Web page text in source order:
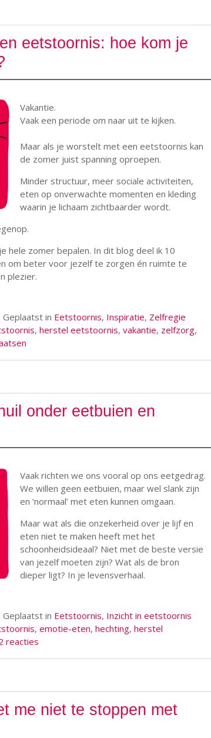
eetstoornis: hoe kom je
Vakantie.
Vaak een periode om naar uit te kijken.
Maar als je worstelt met een eetstoornis kan
de zomer juist spanning oproepen.
Minder structuur, meer sociale activiteiten,
eten op onverwachte momenten en kleding
waarin je lichaam zichtbaarder wordt.
hele zomer bepalen. In dit blog deel ik 10
om beter voor jezelf te zorgen én ruimte te
plezier.
Geplaatst in Eetstoornis, Inspiratie, Zelfregie
, herstel eetstoornis, vakantie, zelfzorg,
onder eetbuien en
Vaak richten we ons vooral op ons eetgedrag.
We willen geen eetbuien, maar wel slank zijn
en ‘normaal’ met eten kunnen omgaan.
Maar wat als die onzekerheid over je lijf en
eten niet te maken heeft met het
schoonheidsideaal? Niet met de beste versie
van jezelf moeten zijn? Wat als de bron
dieper ligt? In je levensverhaal.
Geplaatst in Eetstoornis, Inzicht in eetstoornis
, emotie-eten, hechting, herstel
reacties
me niet te stoppen met